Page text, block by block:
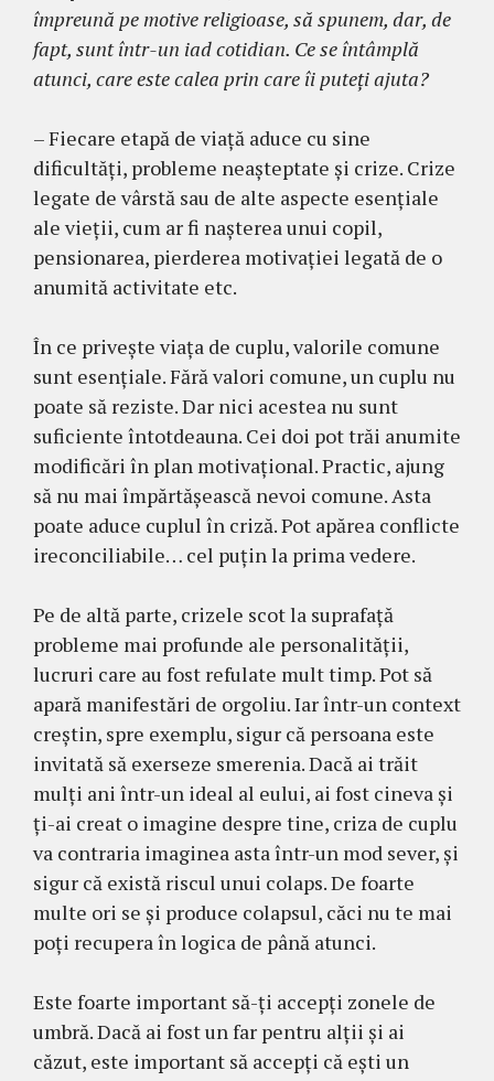
împreună pe motive religioase, să spunem, dar, de
fapt, sunt într-un iad cotidian. Ce se întâmplă
atunci, care este calea prin care îi puteţi ajuta?
– Fiecare etapă de viaţă aduce cu sine
dificultăţi, probleme neaşteptate şi crize. Crize
legate de vârstă sau de alte aspecte esenţiale
ale vieţii, cum ar fi naşterea unui copil,
pensionarea, pierderea motivaţiei legată de o
anumită activitate etc.
În ce priveşte viaţa de cuplu, valorile comune
sunt esenţiale. Fără valori comune, un cuplu nu
poate să reziste. Dar nici acestea nu sunt
suficiente întotdeauna. Cei doi pot trăi anumite
modificări în plan motivaţional. Practic, ajung
să nu mai împărtăşească nevoi comune. Asta
poate aduce cuplul în criză. Pot apărea conflicte
ireconciliabile… cel puţin la prima vedere.
Pe de altă parte, crizele scot la suprafață
probleme mai profunde ale personalității,
lucruri care au fost refulate mult timp. Pot să
apară manifestări de orgoliu. Iar într-un context
creştin, spre exemplu, sigur că persoana este
invitată să exerseze smerenia. Dacă ai trăit
mulți ani într-un ideal al eului, ai fost cineva și
ți-ai creat o imagine despre tine, criza de cuplu
va contraria imaginea asta într-un mod sever, și
sigur că există riscul unui colaps. De foarte
multe ori se şi produce colapsul, căci nu te mai
poți recupera în logica de până atunci.
Este foarte important să-ți accepți zonele de
umbră. Dacă ai fost un far pentru alții și ai
căzut, este important să accepți că ești un